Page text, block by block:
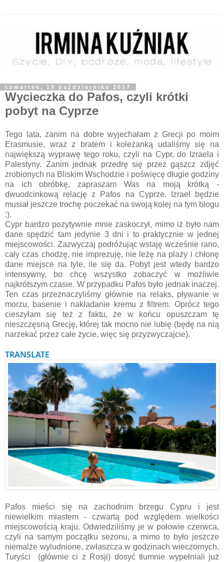
czwartek, 19 października 2017
Wycieczka do Pafos, czyli krótki
pobyt na Cyprze
Tego lata, zanim na dobre wyjechałam z Grecji po moim
Erasmusie, wraz z bratem i koleżanką udaliśmy się na
największą wyprawę tego roku, czyli na Cypr, do Izraela i
Palestyny. Zanim jednak przedrę się przez gąszcz zdjęć
zrobionych na Bliskim Wschodzie i poświęcę długie godziny
na ich obróbkę, zapraszam Was na moją krótką -
dwuodcinkową relację z Pafos na Cyprze. Izrael będzie
musiał jeszcze trochę poczekać na swoją kolej na tym blogu
:).
Cypr bardzo pozytywnie mnie zaskoczył, mimo iż było nam
dane spędzić tam jedynie 3 dni i to praktycznie w jednej
miejscowości. Zazwyczaj podróżując wstaję wcześnie rano,
cały czas chodzę, nie imprezuję, nie leżę na plaży i chłonę
dane miejsce na tyle, ile się da. Pobyt jest wtedy bardzo
intensywny, bo chcę wszystko zobaczyć w możliwie
najkrótszym czasie. W przypadku Pafos było jednak inaczej.
Ten czas przeznaczyliśmy głównie na relaks, pływanie w
morzu, basenie i nakładanie kremu z filtrem. Oprócz tego
cieszyłam się też z faktu, że w końcu opuszczam tę
nieszczęsną Grecję, której tak mocno nie lubię (będę na nią
narzekać przez całe życie, więc się przyzwyczajcie).
TRANSLATE
Pafos mieści się na zachodnim brzegu Cypru i jest
niewielkim miastem - czwartą pod względem wielkości
miejscowością kraju. Odwiedziliśmy je w połowie czerwca,
czyli na samym początku sezonu, a mimo to było jeszcze
niemalże wyludnione, zwłaszcza w godzinach wieczornych.
Turyści (głównie ci z Rosji) dosyć tłumnie wypełniali już